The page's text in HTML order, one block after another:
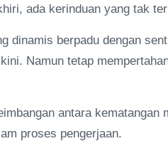
ada kerinduan yang tak
dinamis berpadu dengan
Namun tetap
antara
proses pengerjaan.